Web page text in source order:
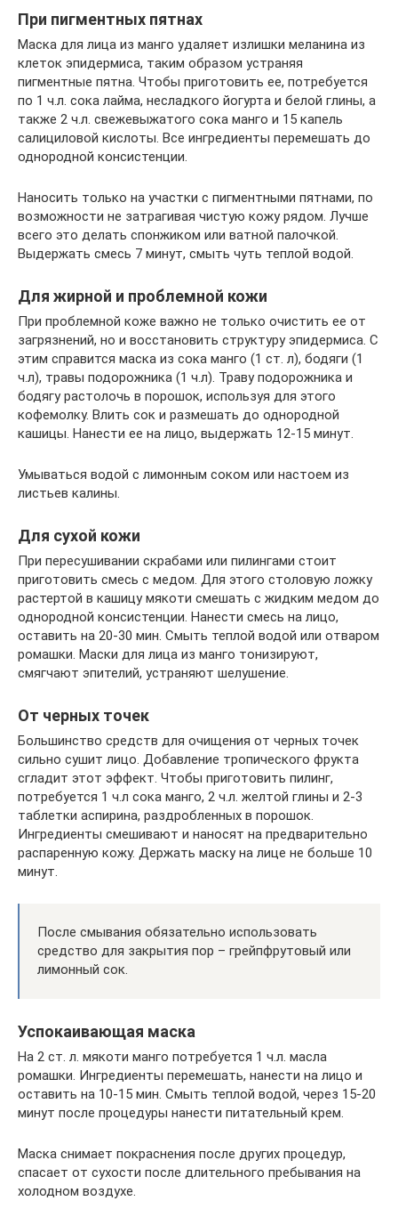
При пигментных пятнах
Маска для лица из манго удаляет излишки меланина из
клеток эпидермиса, таким образом устраняя
пигментные пятна. Чтобы приготовить ее, потребуется
по 1 ч.л. сока лайма, несладкого йогурта и белой глины, а
также 2 ч.л. свежевыжатого сока манго и 15 капель
салициловой кислоты. Все ингредиенты перемешать до
однородной консистенции.
Наносить только на участки с пигментными пятнами, по
возможности не затрагивая чистую кожу рядом. Лучше
всего это делать спонжиком или ватной палочкой.
Выдержать смесь 7 минут, смыть чуть теплой водой.
Для жирной и проблемной кожи
При проблемной коже важно не только очистить ее от
загрязнений, но и восстановить структуру эпидермиса. С
этим справится маска из сока манго (1 ст. л), бодяги (1
ч.л), травы подорожника (1 ч.л). Траву подорожника и
бодягу растолочь в порошок, используя для этого
кофемолку. Влить сок и размешать до однородной
кашицы. Нанести ее на лицо, выдержать 12-15 минут.
Умываться водой с лимонным соком или настоем из
листьев калины.
Для сухой кожи
При пересушивании скрабами или пилингами стоит
приготовить смесь с медом. Для этого столовую ложку
растертой в кашицу мякоти смешать с жидким медом до
однородной консистенции. Нанести смесь на лицо,
оставить на 20-30 мин. Смыть теплой водой или отваром
ромашки. Маски для лица из манго тонизируют,
смягчают эпителий, устраняют шелушение.
От черных точек
Большинство средств для очищения от черных точек
сильно сушит лицо. Добавление тропического фрукта
сгладит этот эффект. Чтобы приготовить пилинг,
потребуется 1 ч.л сока манго, 2 ч.л. желтой глины и 2-3
таблетки аспирина, раздробленных в порошок.
Ингредиенты смешивают и наносят на предварительно
распаренную кожу. Держать маску на лице не больше 10
минут.
После смывания обязательно использовать
средство для закрытия пор – грейпфрутовый или
лимонный сок.
Успокаивающая маска
На 2 ст. л. мякоти манго потребуется 1 ч.л. масла
ромашки. Ингредиенты перемешать, нанести на лицо и
оставить на 10-15 мин. Смыть теплой водой, через 15-20
минут после процедуры нанести питательный крем.
Маска снимает покраснения после других процедур,
спасает от сухости после длительного пребывания на
холодном воздухе.